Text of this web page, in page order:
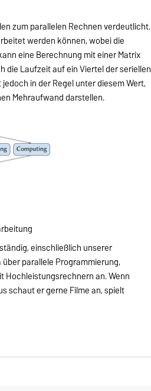
zum parallelen Rechnen verdeutlicht.
werden können, wobei die
eine Berechnung mit einer Matrix
die Laufzeit auf ein Viertel der seriellen
in der Regel unter diesem Wert,
Mehraufwand darstellen.
einschließlich unserer
parallele Programmierung,
Hochleistungsrechnern an. Wenn
schaut er gerne Filme an, spielt